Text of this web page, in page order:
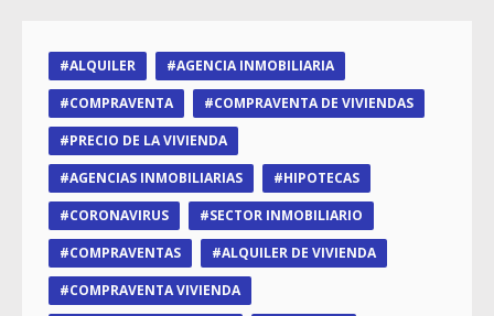
ALQUILER
AGENCIA INMOBILIARIA
COMPRAVENTA
COMPRAVENTA DE VIVIENDAS
PRECIO DE LA VIVIENDA
AGENCIAS INMOBILIARIAS
HIPOTECAS
CORONAVIRUS
SECTOR INMOBILIARIO
COMPRAVENTAS
ALQUILER DE VIVIENDA
COMPRAVENTA VIVIENDA